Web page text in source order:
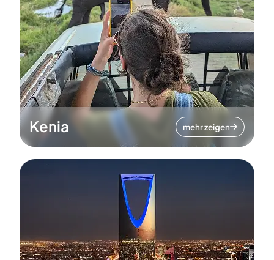
Kenia mehr zeigen